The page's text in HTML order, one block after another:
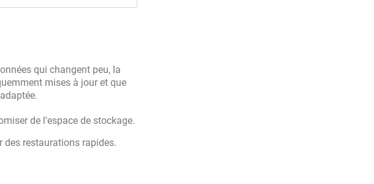
qui changent peu, la
mises à jour et que
de l'espace de stockage.
des restaurations rapides.